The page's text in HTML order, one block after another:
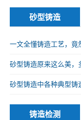
砂型铸造
一文全懂铸造工艺，竟
砂型铸造原来这么美，
砂型铸造中各种典型铸
铸造检测